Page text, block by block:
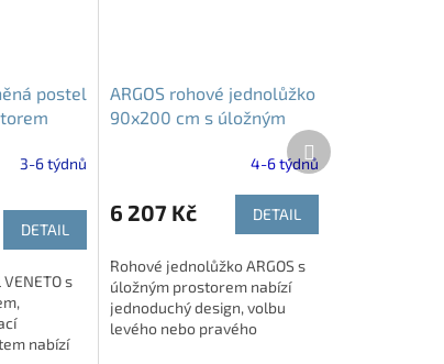
postel
3-6 týdnů
DETAIL
s
nabízí
ARGOS rohové jednolůžko
90x200 cm s úložným
4-6 týdnů
6 207 Kč DETAIL
Rohové jednolůžko ARGOS s
úložným prostorem nabízí
jednoduchý design, volbu
levého nebo pravého
Další
produkt